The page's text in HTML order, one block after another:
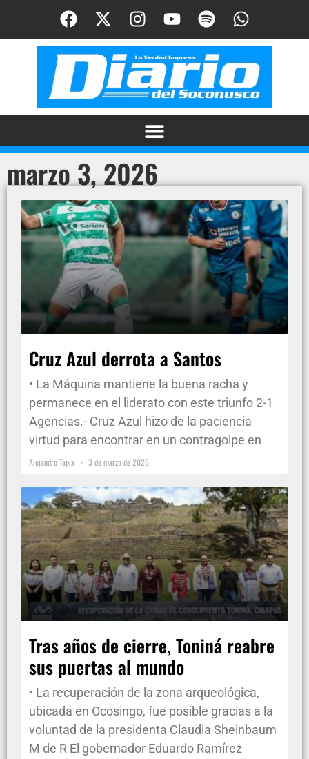
marzo 3, 2026
Cruz Azul derrota a Santos
• La Máquina mantiene la buena racha y
permanece en el liderato con este triunfo 2-1
Agencias.- Cruz Azul hizo de la paciencia
virtud para encontrar en un contragolpe en
Alejandro Tapia 3 de marzo de 2026
Tras años de cierre, Toniná reabre
sus puertas al mundo
• La recuperación de la zona arqueológica,
ubicada en Ocosingo, fue posible gracias a la
voluntad de la presidenta Claudia Sheinbaum
M de R El gobernador Eduardo Ramírez